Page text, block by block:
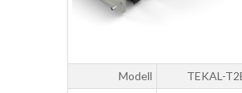
Modell
TEKAL-